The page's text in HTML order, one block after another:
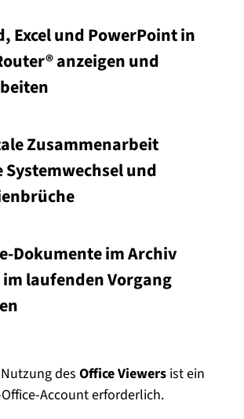
Excel und PowerPoint in
anzeigen und
Zusammenarbeit
Systemwechsel und
Dokumente im Archiv
laufenden Vorgang
des Office Viewers ist ein
Account erforderlich.